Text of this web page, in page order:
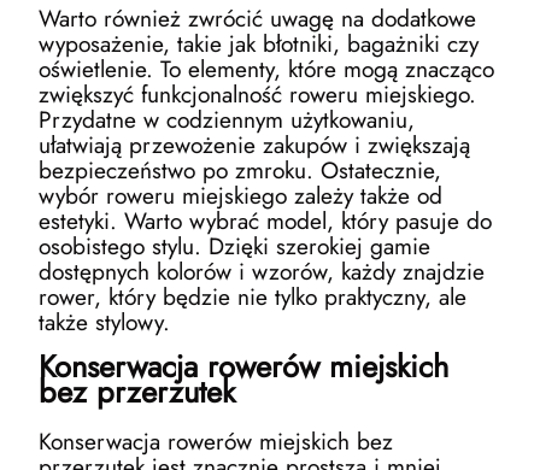
Warto również zwrócić uwagę na dodatkowe
wyposażenie, takie jak błotniki, bagażniki czy
oświetlenie. To elementy, które mogą znacząco
zwiększyć funkcjonalność roweru miejskiego.
Przydatne w codziennym użytkowaniu,
ułatwiają przewożenie zakupów i zwiększają
bezpieczeństwo po zmroku. Ostatecznie,
wybór roweru miejskiego zależy także od
estetyki. Warto wybrać model, który pasuje do
osobistego stylu. Dzięki szerokiej gamie
dostępnych kolorów i wzorów, każdy znajdzie
rower, który będzie nie tylko praktyczny, ale
także stylowy.
Konserwacja rowerów miejskich
bez przerzutek
Konserwacja rowerów miejskich bez